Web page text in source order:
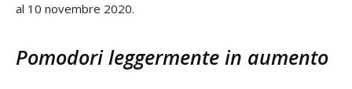
al 10 novembre 2020.
Pomodori leggermente in aumento